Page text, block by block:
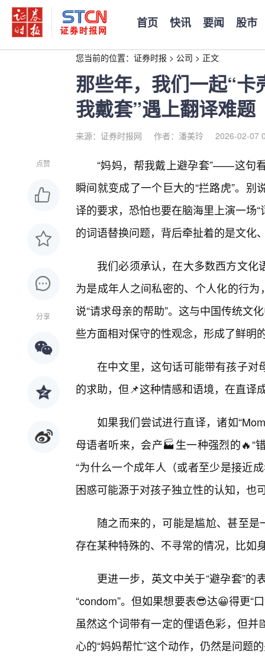
首页 快讯 要闻 股市
您当前的位置： 证券时报 > 公司 > 正文
那些年，我们一起“卡
我戴套”遇上翻译难题
来源：证券时报网 作者：潘美玲 2026-02-07
点赞
分享
“妈妈，帮我戴上避孕套”——这句
瞬间就变成了一个巨大的“拦路虎”。
译的要求，恐怕也要在脑海里上演一场
的词语替换问题，背后牵扯着的是文化
我们必须承认，在大多数西方文
为是成年人之间私密的、个人化的行
说“请求母亲的帮助”。这与中国传统文
些方面相对保守的性观念，形成了鲜明
在中文里，这句话可能带有孩子对
的求助，但📌这种情感和语境，在直译
如果我们尝试进行直译，诸如
母语者听来，会产🏭生一种强烈的🔥“
“为什么一个成年人（或者至少是接近
困惑可能源于对孩子独立性的认知，也
随之而来的，可能是尴尬、甚至是
存在某种特殊的、不寻常的情况，比如
更进一步，英文中关于“避孕套”
“condom”。但如果想要表😎达😀得更“
虽然这个词带有一定的俚语色彩，但
心的“妈妈帮忙”这个动作，仍然是问题